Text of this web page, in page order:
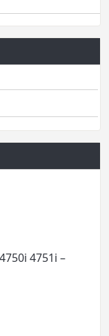
4751i –